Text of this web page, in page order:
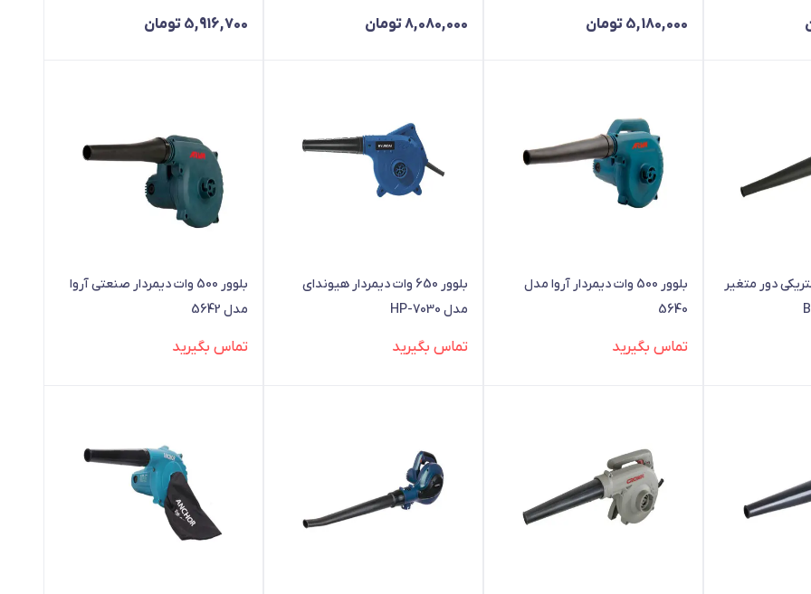
5,180,000 تومان 8,080,000تومان 5,916,700 تومان
دور متغیر
بلوور 500 وات دیمردار آروا مدل
5640
تماس بگیرید
بلوور 650 وات دیمردار هیوندای
مدل HP-7030
تماس بگیرید
بلوور 500 وات دیمردار صنعتی آروا
مدل 5642
تماس بگیرید